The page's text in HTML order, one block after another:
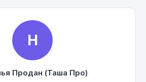
Н
Продан (Таша Про)